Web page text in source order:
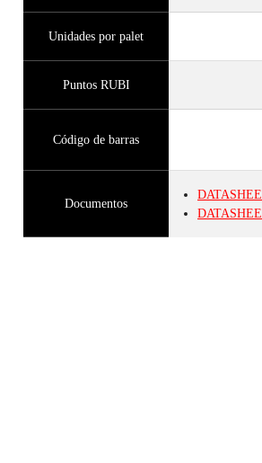
Unidades por palet
Puntos RUBI
Código de barras
Documentos